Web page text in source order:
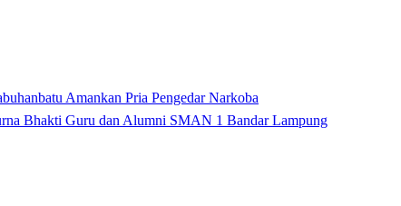
Amankan Pria Pengedar Narkoba
Bhakti Guru dan Alumni SMAN 1 Bandar Lampung